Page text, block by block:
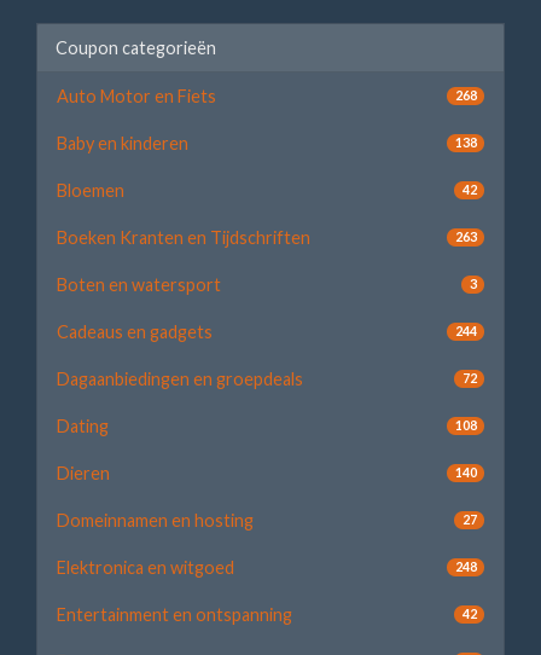
Coupon categorieën
Auto Motor en Fiets 268
Baby en kinderen 138
Bloemen 42
Boeken Kranten en Tijdschriften 263
Boten en watersport 3
Cadeaus en gadgets 244
Dagaanbiedingen en groepdeals 72
Dating 108
Dieren 140
Domeinnamen en hosting 27
Elektronica en witgoed 248
Entertainment en ontspanning 42